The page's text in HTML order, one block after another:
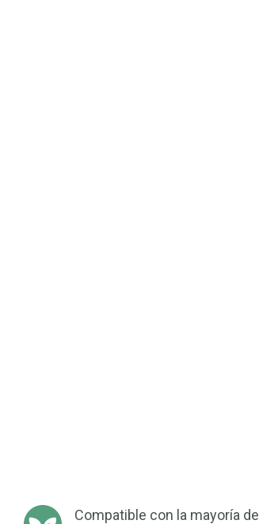
Compatible con la mayoría de